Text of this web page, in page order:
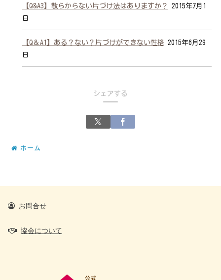
【Q&A3】散らからない片づけ法はありますか？
2015年7月1
日
【Q＆A1】ある？ない？片づけができない性格 2015年6月29
日
シェアする
ホーム
お問合せ
協会について